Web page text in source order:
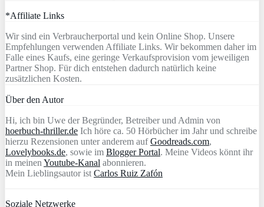
*Affiliate Links
Wir sind ein Verbraucherportal und kein Online Shop. Unsere
Empfehlungen verwenden Affiliate Links. Wir bekommen daher im
Falle eines Kaufs, eine geringe Verkaufsprovision vom jeweiligen
Partner Shop. Für dich entstehen dadurch natürlich keine
zusätzlichen Kosten.
Über den Autor
Hi, ich bin Uwe der Begründer, Betreiber und Admin von
hoerbuch-thriller.de Ich höre ca. 50 Hörbücher im Jahr und schreibe
hierzu Rezensionen unter anderem aufGoodreads.com,
Lovelybooks.de, sowie im Blogger Portal. Meine Videos könnt ihr
in meinen Youtube-Kanal abonnieren.
Mein Lieblingsautor ist Carlos Ruiz Zafón
Soziale Netzwerke